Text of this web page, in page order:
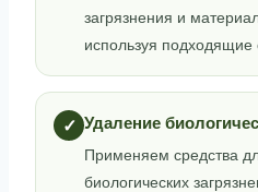
загрязнения и
используя подходящие
✓ Удаление
Применяем средства
биологических